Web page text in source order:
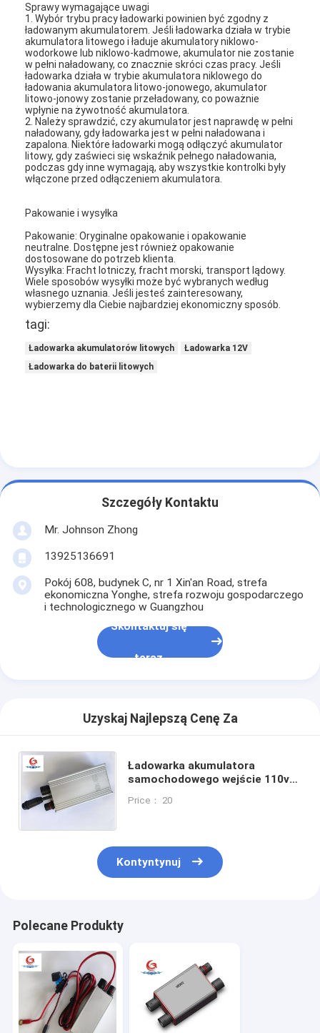
Ogrzewacze zbiorników olejowych
Ogrzewacz wentylatora PTC
Ogrzewacz z akumulatorami litowymi
Ładowarki akumulatorów pamięci masowej
Kabel nagrzewnicy silnika
Wtyki grzejników silników
Sprawy wymagające uwagi
1. Wybór trybu pracy ładowarki powinien być zgodny z
ładowanym akumulatorem. Jeśli ładowarka działa w trybie
akumulatora litowego i ładuje akumulatory niklowo-
wodorkowe lub niklowo-kadmowe, akumulator nie zostanie
w pełni naładowany, co znacznie skróci czas pracy. Jeśli
ładowarka działa w trybie akumulatora niklowego do
ładowania akumulatora litowo-jonowego, akumulator
litowo-jonowy zostanie przeładowany, co poważnie
wpłynie na żywotność akumulatora.
2. Należy sprawdzić, czy akumulator jest naprawdę w pełni
naładowany, gdy ładowarka jest w pełni naładowana i
zapalona. Niektóre ładowarki mogą odłączyć akumulator
litowy, gdy zaświeci się wskaźnik pełnego naładowania,
podczas gdy inne wymagają, aby wszystkie kontrolki były
włączone przed odłączeniem akumulatora.
Pakowanie i wysyłka
Pakowanie: Oryginalne opakowanie i opakowanie
neutralne. Dostępne jest również opakowanie
dostosowane do potrzeb klienta.
Wysyłka: Fracht lotniczy, fracht morski, transport lądowy.
Wiele sposobów wysyłki może być wybranych według
własnego uznania. Jeśli jesteś zainteresowany,
wybierzemy dla Ciebie najbardziej ekonomiczny sposób.
tagi:
Ładowarka akumulatorów litowych
Ładowarka 12V
Ładowarka do baterii litowych
Szczegóły Kontaktu
Mr. Johnson Zhong
13925136691
Pokój 608, budynek C, nr 1 Xin'an Road, strefa
ekonomiczna Yonghe, strefa rozwoju gospodarczego
i technologicznego w Guangzhou
Skontaktuj się
teraz
Uzyskaj Najlepszą Cenę Za
Ładowarka akumulatora
samochodowego wejście 110v-
wygodne ładowarka akumulatora
Price： 20
Kontyntynuj
Polecane Produkty